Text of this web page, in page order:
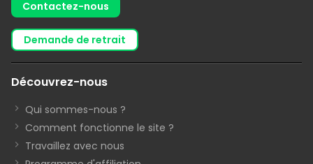
Contactez-nous
demande de retrait
Découvrez-nous
Qui sommes-nous ?
Comment fonctionne le site ?
Travaillez avec nous